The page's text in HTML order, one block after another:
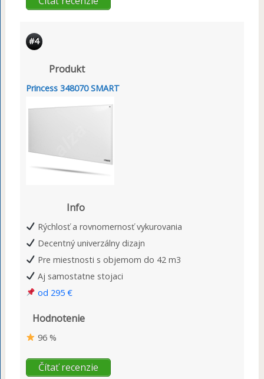
#4
Produkt
Princess 348070 SMART
Info
Rýchlosť a rovnomernosť vykurovania
Decentný univerzálny dizajn
Pre miestnosti s objemom do 42 m3
Aj samostatne stojaci
od 295 €
Hodnotenie
96 %
Čítať recenzie